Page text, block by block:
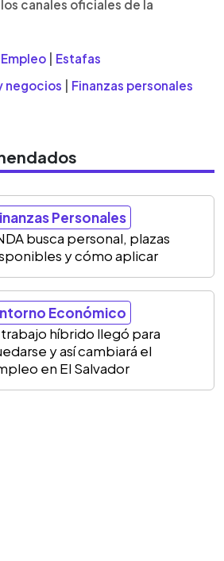
canales oficiales de la
Empleo Estafas
negocios Finanzas personales
Personales
busca personal, plazas
y cómo aplicar
Económico
trabajo híbrido llegó para
y así cambiará el
en El Salvador